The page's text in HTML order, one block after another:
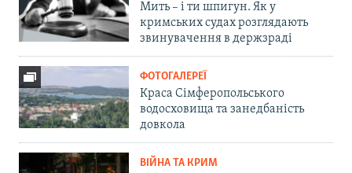
Мить – і ти шпигун. Як у
кримських судах розглядають
звинувачення в держзраді
ФОТОГАЛЕРЕЇ
Краса Сімферопольського
водосховища та занедбаність
довкола
ВІЙНА ТА КРИМ